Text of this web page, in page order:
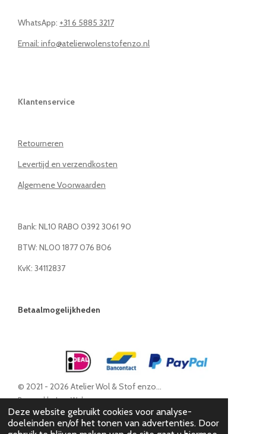
Deze website gebruikt cookies voor analyse-
doeleinden en/of het tonen van advertenties. Door
WhatsApp: +31 6 5885 3217
Email: info@atelierwolenstofenzo.nl
Klantenservice
Retourneren
Levertijd en verzendkosten
Algemene Voorwaarden
Bank: NL10 RABO 0392 3061 90
BTW: NL00 1877 076 B06
KvK: 34112837
Betaalmogelijkheden
© 2021 - 2026 Atelier Wol & Stof enzo...
Powered byJouwWeb